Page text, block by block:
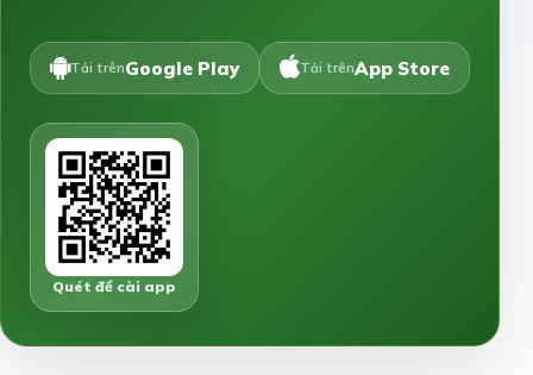
Tải trênGoogle Play Tải trênApp Store
Quét để cài app